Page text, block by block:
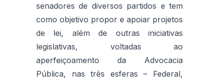
senadores de diversos partidos e tem
como objetivo propor e apoiar projetos
de lei, além de outras iniciativas
legislativas, voltadas ao
aperfeiçoamento da Advocacia
Pública, nas três esferas – Federal,